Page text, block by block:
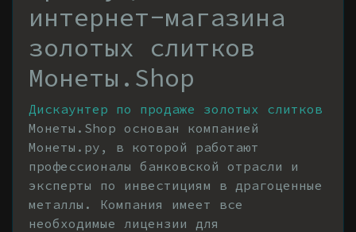
интернет-магазина
золотых слитков
Монеты.Shop
Дискаунтер по продаже золотых слитков
Монеты.Shop основан компанией
Монеты.ру, в которой работают
профессионалы банковской отрасли и
эксперты по инвестициям в драгоценные
металлы. Компания имеет все
необходимые лицензии для